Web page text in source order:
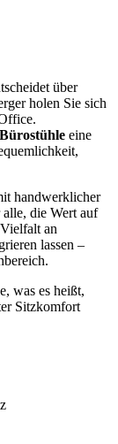
über
holen Sie sich
eine
handwerklicher
die Wert auf
an
lassen –
was es heißt,
Sitzkomfort